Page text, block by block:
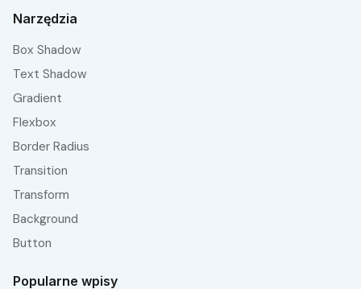
Narzędzia
Box Shadow
Text Shadow
Gradient
Flexbox
Border Radius
Transition
Transform
Background
Button
Popularne wpisy